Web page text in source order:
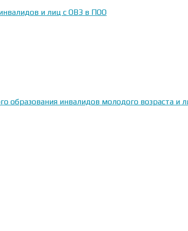
и лиц с ОВЗ в ПОО
образования инвалидов молодого возраста